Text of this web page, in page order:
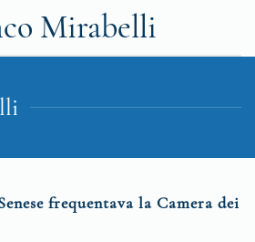
Mirabelli
frequentava la Camera dei